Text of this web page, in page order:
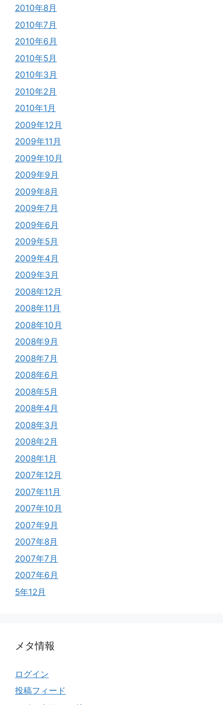
2010年8月
2010年7月
2010年6月
2010年5月
2010年3月
2010年2月
2010年1月
2009年12月
2009年11月
2009年10月
2009年9月
2009年8月
2009年7月
2009年6月
2009年5月
2009年4月
2009年3月
2008年12月
2008年11月
2008年10月
2008年9月
2008年7月
2008年6月
2008年5月
2008年4月
2008年3月
2008年2月
2008年1月
2007年12月
2007年11月
2007年10月
2007年9月
2007年8月
2007年7月
2007年6月
5年12月
メタ情報
ログイン
投稿フィード